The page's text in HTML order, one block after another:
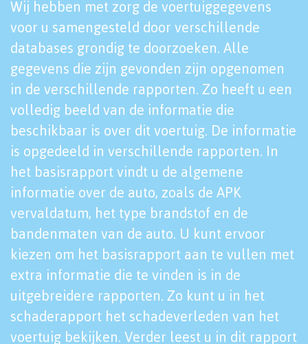
Wij hebben met zorg de voertuiggegevens
voor u samengesteld door verschillende
databases grondig te doorzoeken. Alle
gegevens die zijn gevonden zijn opgenomen
in de verschillende rapporten. Zo heeft u een
volledig beeld van de informatie die
beschikbaar is over dit voertuig. De informatie
is opgedeeld in verschillende rapporten. In
het basisrapport vindt u de algemene
informatie over de auto, zoals de APK
vervaldatum, het type brandstof en de
bandenmaten van de auto. U kunt ervoor
kiezen om het basisrapport aan te vullen met
extra informatie die te vinden is in de
uitgebreidere rapporten. Zo kunt u in het
schaderapport het schadeverleden van het
voertuig bekijken. Verder leest u in dit rapport